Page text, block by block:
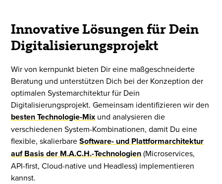
Innovative Lösungen für Dein
Digitalisierungsprojekt
Wir von kernpunkt bieten Dir eine maßgeschneiderte
Beratung und unterstützen Dich bei der Konzeption der
optimalen Systemarchitektur für Dein
Digitalisierungsprojekt. Gemeinsam identifizieren wir den
besten Technologie-Mix und analysieren die
verschiedenen System-Kombinationen, damit Du eine
flexible, skalierbareSoftware- und Plattformarchitektur
auf Basis der M.A.C.H.-Technologien(Microservices,
API-first, Cloud-native und Headless) implementieren
kannst.